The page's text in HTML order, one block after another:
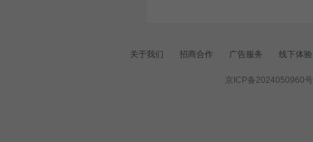
关于我们 招商合作 广告服务 线下体
京ICP备2024050960